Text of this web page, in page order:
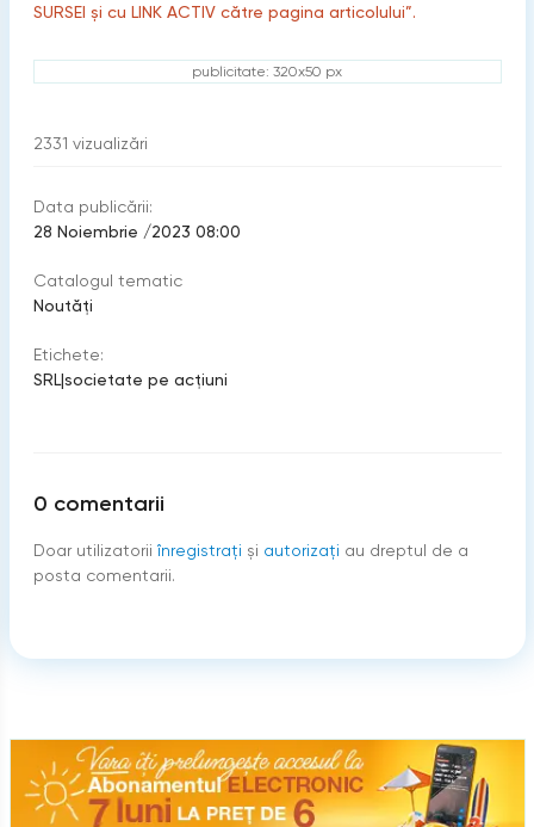
SURSEI și cu LINK ACTIV către pagina articolului”.
publicitate: 320x50 px
2331 vizualizări
Data publicării:
28 Noiembrie /2023 08:00
Catalogul tematic
Noutăți
Etichete:
SRL|societate pe acţiuni
0 comentarii
Doar utilizatorii înregistraţi şi autorizați au dreptul de a
posta comentarii.